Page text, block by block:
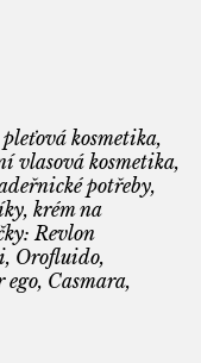
kosmetika,
vlasová kosmetika,
potřeby,
krém na
Revlon
Orofluido,
Casmara,